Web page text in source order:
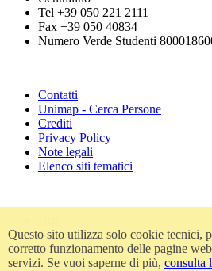
Tel +39 050 221 2111
Fax +39 050 40834
Numero Verde Studenti
Contatti
Unimap - Cerca Persone
Crediti
Privacy Policy
Note legali
Elenco siti tematici
Accessibilità
Amministrazione trasparente
Atti di notifica
Questo sito utilizza solo cookie tecnici,
corretto funzionamento delle pagine
servizi. Se vuoi saperne di più, consulta